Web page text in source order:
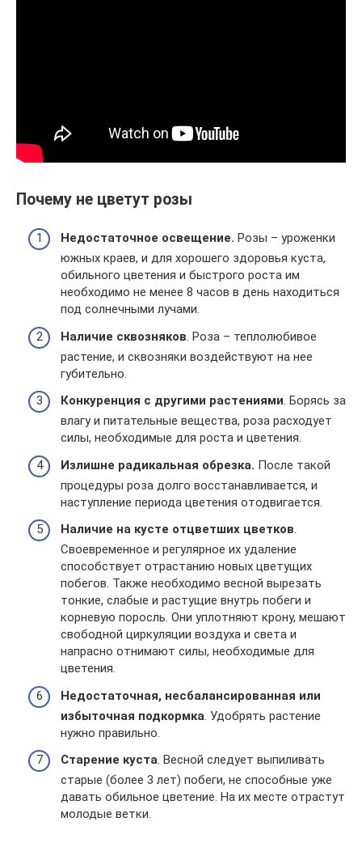
Почему не цветут розы
Недостаточное освещение. Розы – уроженки
южных краев, и для хорошего здоровья куста,
обильного цветения и быстрого роста им
необходимо не менее 8 часов в день находиться
под солнечными лучами.
Наличие сквозняков. Роза – теплолюбивое
растение, и сквозняки воздействуют на нее
губительно.
Конкуренция с другими растениями. Борясь за
влагу и питательные вещества, роза расходует
силы, необходимые для роста и цветения.
Излишне радикальная обрезка. После такой
процедуры роза долго восстанавливается, и
наступление периода цветения отодвигается.
Наличие на кусте отцветших цветков.
Своевременное и регулярное их удаление
способствует отрастанию новых цветущих
побегов. Также необходимо весной вырезать
тонкие, слабые и растущие внутрь побеги и
корневую поросль. Они уплотняют крону, мешают
свободной циркуляции воздуха и света и
напрасно отнимают силы, необходимые для
цветения.
Недостаточная, несбалансированная или
избыточная подкормка. Удобрять растение
нужно правильно.
Старение куста. Весной следует выпиливать
старые (более 3 лет) побеги, не способные уже
давать обильное цветение. На их месте отрастут
молодые ветки.